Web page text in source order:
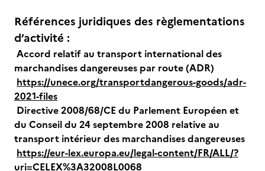
Références juridiques des règlementations
d’activité :
Accord relatif au transport international des
marchandises dangereuses par route (ADR)
https://unece.org/transportdangerous-goods/adr-
2021-files
Directive 2008/68/CE du Parlement Européen et
du Conseil du 24 septembre 2008 relative au
transport intérieur des marchandises dangereuses
https://eur-lex.europa.eu/legal-content/FR/ALL/?
uri=CELEX%3A32008L0068